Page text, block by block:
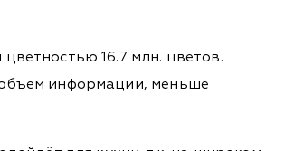
16.7 млн. цветов.
информации, меньше